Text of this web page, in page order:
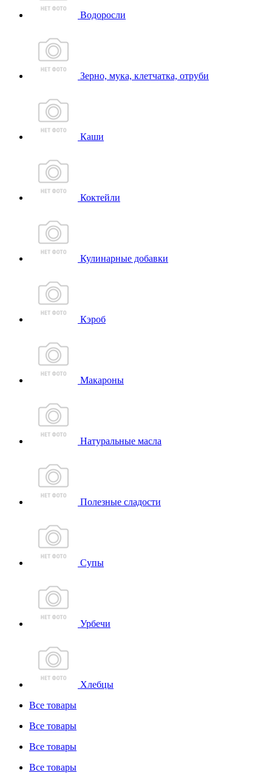
Водоросли
Зерно, мука, клетчатка, отруби
Каши
Коктейли
Кулинарные добавки
Кэроб
Макароны
Натуральные масла
Полезные сладости
Супы
Урбечи
Хлебцы
Все товары
Все товары
Все товары
Все товары